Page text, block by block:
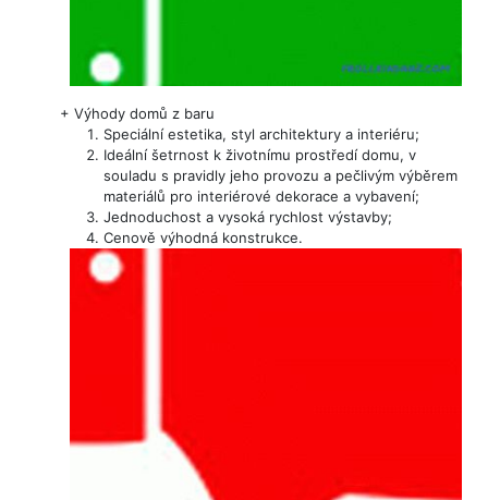
+ Výhody domů z baru
Speciální estetika, styl architektury a interiéru;
Ideální šetrnost k životnímu prostředí domu, v
souladu s pravidly jeho provozu a pečlivým výběrem
materiálů pro interiérové ​​dekorace a vybavení;
Jednoduchost a vysoká rychlost výstavby;
Cenově výhodná konstrukce.